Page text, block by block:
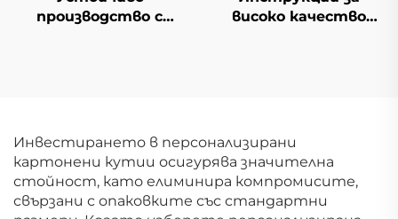
производство с
високо качество
Инвестирането в персонализирани
картонени кутии осигурява значителна
стойност, като елиминира компромисите,
свързани с опаковките със стандартни